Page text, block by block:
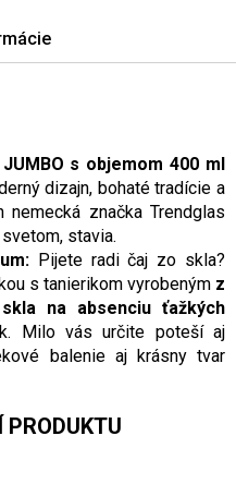
s objemom 400 ml
dizajn, bohaté tradície a
značka Trendglas
stavia.
Pijete radi čaj zo skla?
s tanierikom vyrobeným z
na absenciu ťažkých
Milo vás určite poteší aj
balenie aj krásny tvar